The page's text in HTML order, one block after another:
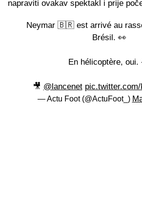
napraviti ovakav spektakl i prije
Neymar 🇧🇷 est arrivé au
Brésil. 👀
En hélicoptère, oui.
🎥 @lancenet
— Actu Foot (@ActuFoot_)